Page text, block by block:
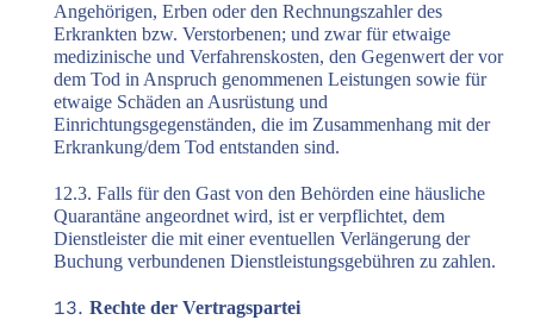
Angehörigen, Erben oder den Rechnungszahler des
Erkrankten bzw. Verstorbenen; und zwar für etwaige
medizinische und Verfahrenskosten, den Gegenwert der vor
dem Tod in Anspruch genommenen Leistungen sowie für
etwaige Schäden an Ausrüstung und
Einrichtungsgegenständen, die im Zusammenhang mit der
Erkrankung/dem Tod entstanden sind.
12.3. Falls für den Gast von den Behörden eine häusliche
Quarantäne angeordnet wird, ist er verpflichtet, dem
Dienstleister die mit einer eventuellen Verlängerung der
Buchung verbundenen Dienstleistungsgebühren zu zahlen.
Rechte der Vertragspartei